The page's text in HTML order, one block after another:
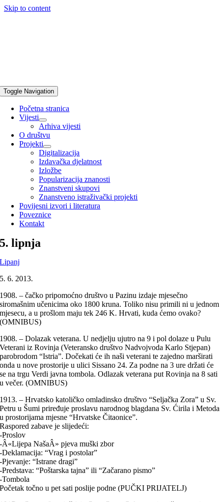
Skip to content
Toggle Navigation
Početna stranica
Vijesti
Arhiva vijesti
O društvu
Projekti
Digitalizacija
Izdavačka djelatnost
Izložbe
Popularizacija znanosti
Znanstveni skupovi
Znanstveno istraživački projekti
Povijesni izvori i literatura
Poveznice
Kontakt
5. lipnja
Lipanj
5. 6. 2013.
1908. – čačko pripomoćno društvo u Pazinu izdaje mjesečno
siromašnim učenicima oko 1800 kruna. Toliko nisu primili ni u jednom
mjesecu, a u prošlom maju tek 246 K. Hrvati, kuda ćemo ovako?
(OMNIBUS)
1908. – Dolazak veterana. U nedjelju ujutro na 9 i pol dolaze u Pulu
Veterani iz Rovinja (Veteransko društvo Nadvojvoda Karlo Stjepan)
parobrodom “Istria”. Dočekati će ih naši veterani te zajedno marširati
onda u nove prostorije u ulici Sissano 24. Za podne na 3 ure držati će
se na trgu Verdi javna tombola. Odlazak veterana put Rovinja na 8 sati
u večer. (OMNIBUS)
1913. – Hrvatsko katoličko omladinsko društvo “Seljačka Zora” u Sv.
Petru u Šumi priređuje proslavu narodnog blagdana Sv. Ćirila i Metoda
u prostorijama mjesne “Hrvatske Čitaonice”.
Raspored zabave je slijedeći:
-Proslov
-Â«Lijepa NašaÂ» pjeva muški zbor
-Deklamacija: “Vrag i postolar”
-Pjevanje: “Istrane dragi”
-Predstava: “Poštarska tajna” ili “Začarano pismo”
-Tombola
Početak točno u pet sati poslije podne (PUČKI PRIJATELJ)